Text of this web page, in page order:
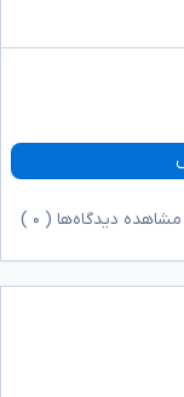
مشاهده دیدگاه‌ها ( ۰